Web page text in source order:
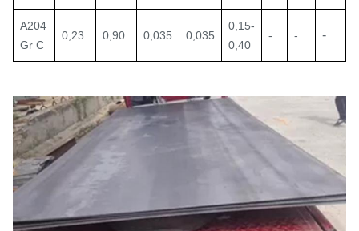
A204
Gr C
0,23 0,90 0,035 0,035
0,15-
0,40
- - -